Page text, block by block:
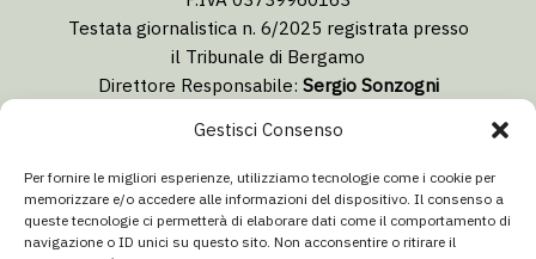
Gestisci Consenso
Per fornire le migliori esperienze, utilizziamo tecnologie come i cookie per
memorizzare e/o accedere alle informazioni del dispositivo. Il consenso a
queste tecnologie ci permetterà di elaborare dati come il comportamento di
navigazione o ID unici su questo sito. Non acconsentire o ritirare il
Testata giornalistica n. 6/2025 registrata presso
il Tribunale di Bergamo
Direttore Responsabile: Sergio Sonzogni
redazione@isolabergamascanews.it